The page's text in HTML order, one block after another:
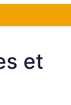
et